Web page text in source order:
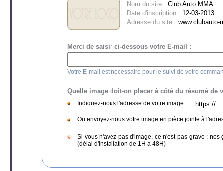
Nom du site : Club Auto MMA
Date d'inscription : 12-03-2013
Adresse du site : www.clubauto-
Merci de saisir ci-dessous votre E-mail :
Votre E-mail est nécessaire pour le suivi de votre
Quelle image doit-on placer à côté du résumé de
Indiquez-nous l'adresse de votre image :
Ou envoyez-nous votre image en pièce jointe à
Si vous n'avez pas d'image, ce n'est pas grave ;
(délai d'installation de 1H à 48H)